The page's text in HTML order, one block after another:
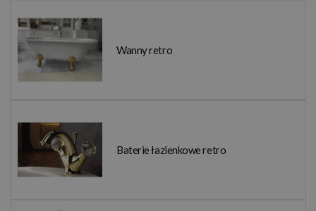
Wanny retro
Baterie łazienkowe retro